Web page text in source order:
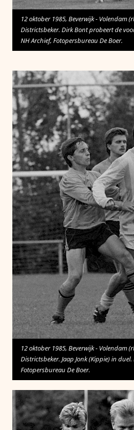
12 oktober 1985, Beverwijk - Volendam
Districtsbeker. Dirk Bont probeert de
NH Archief, Fotopersbureau De Boer.
12 oktober 1985, Beverwijk - Volendam
Districtsbeker. Jaap Jonk (Kippie) in duel.
Fotopersbureau De Boer.